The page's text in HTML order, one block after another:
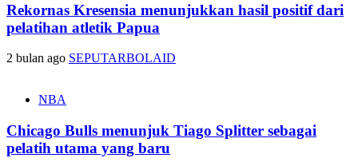
Rekornas Kresensia menunjukkan hasil positif dari
pelatihan atletik Papua
2 bulan ago SEPUTARBOLAID
NBA
Chicago Bulls menunjuk Tiago Splitter sebagai
pelatih utama yang baru